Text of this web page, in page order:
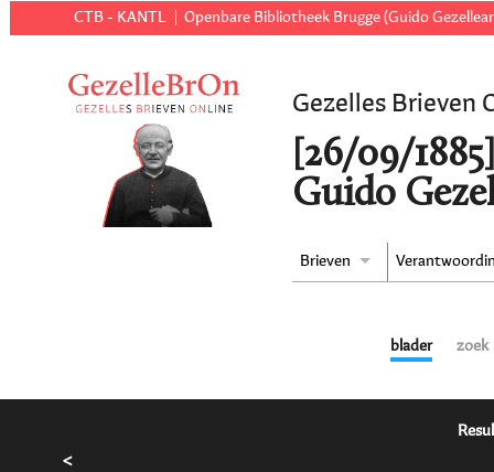
CTB - KANTL Openbare Bibliotheek Brugge (Guido
Gezelles Brieven
[26/09/
Guido
Brieven
blader zoek
<